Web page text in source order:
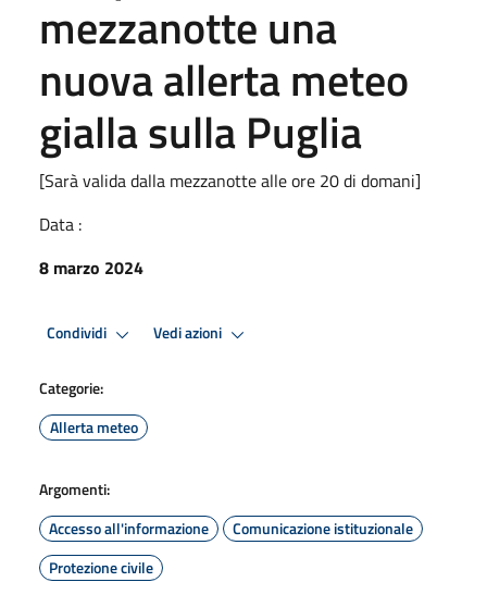
mezzanotte una
nuova allerta meteo
gialla sulla Puglia
[Sarà valida dalla mezzanotte alle ore 20 di domani]
Data :
8 marzo 2024
Condividi Vedi azioni
Categorie:
Allerta meteo
Argomenti:
Accesso all'informazione
Comunicazione istituzionale
Protezione civile